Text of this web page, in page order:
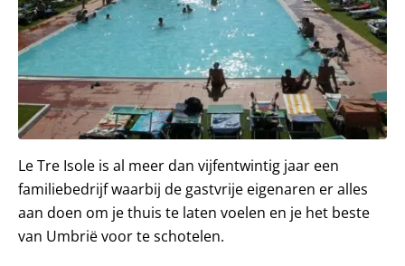
Le Tre Isole is al meer dan vijfentwintig jaar een
familiebedrijf waarbij de gastvrije eigenaren er alles
aan doen om je thuis te laten voelen en je het beste
van Umbrië voor te schotelen.